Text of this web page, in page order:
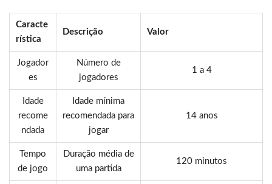
Caracte
rística
Descrição Valor
Jogador
es
Número de
jogadores
1 a 4
Idade
recome
ndada
Idade mínima
recomendada para
jogar
14 anos
Tempo
de jogo
Duração média de
uma partida
120 minutos